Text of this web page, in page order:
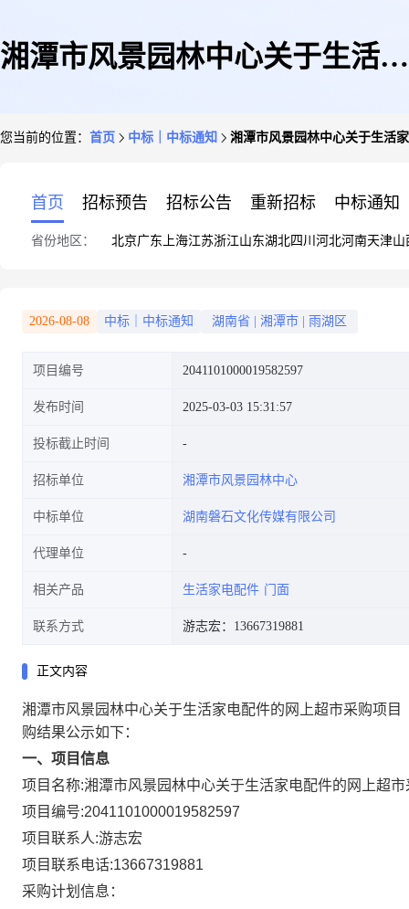
湘潭市风景园林中心关于生活家
您当前的位置： 首页 中标｜中标通知 湘潭市风景园林中心关于生活
首页 招标预告 招标公告 重新招标 中标通知
省份地区： 北京广东 上海江苏浙江山东湖北四川 河北河南天津山
2026-08-08 中标｜中标通知 湖南省 湘潭市 雨湖区
项目编号 2041101000019582597
发布时间 2025-03-03 15:31:57
投标截止时间
招标单位 湘潭市风景园林中心
中标单位 湖南磐石文化传媒有限公司
代理单位
相关产品 生活家电配件 门面
联系方式 游志宏：13667319881
正文内容
湘潭市风景园林中心关于生活家电配件的网上超市采购项目
购结果公示如下：
一、项目信息
项目名称:湘潭市风景园林中心关于生活家电配件的网上超市
项目编号:2041101000019582597
项目联系人:游志宏
项目联系电话:13667319881
采购计划信息：